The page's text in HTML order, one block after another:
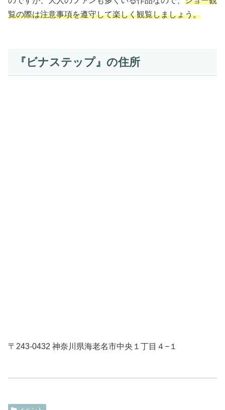
覧の際は注意事項を遵守して楽しく観覧しましょう。
『ビナステップ』の住所
〒243-0432 神奈川県海老名市中央１丁目４−１